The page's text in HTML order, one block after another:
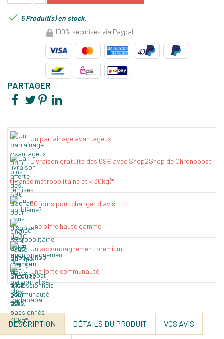
 5 Produit(s) en stock.
100% sécurisés via Paypal
PARTAGER
Un parrainage avantageux
Livraison gratuite dès 69€ avec Shop2Shop de Chronopost
(France métropolitaine et < 30kg)*
30 jours pour changer d'avis
Une offre haute gamme
Un accompagnement premium
Une forte communauté
DESCRIPTION DÉTAILS DU PRODUIT VOS AVIS